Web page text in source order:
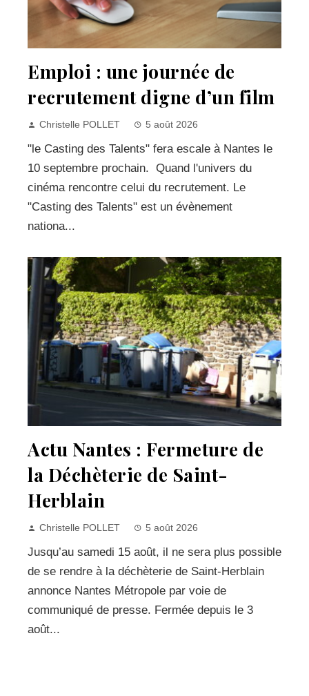
Emploi : une journée de
recrutement digne d’un film
Christelle POLLET 5 août 2026
"le Casting des Talents" fera escale à Nantes le
10 septembre prochain. Quand l'univers du
cinéma rencontre celui du recrutement. Le
"Casting des Talents" est un évènement
nationa...
Actu Nantes : Fermeture de
la Déchèterie de Saint-
Herblain
Christelle POLLET 5 août 2026
Jusqu’au samedi 15 août, il ne sera plus possible
de se rendre à la déchèterie de Saint-Herblain
annonce Nantes Métropole par voie de
communiqué de presse. Fermée depuis le 3
août...